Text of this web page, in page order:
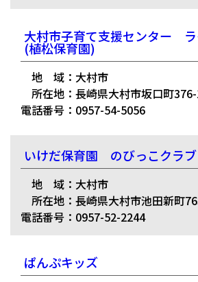
大村市子育て支援センター
(植松保育園)
地 域：大村市
所在地：長崎県大村市坂口町
電話番号：0957-54-5056
いけだ保育園 のびっこクラブ
地 域：大村市
所在地：長崎県大村市池田新町
電話番号：0957-52-2244
ぱんぷキッズ